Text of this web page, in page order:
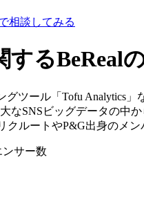
相談してみる
するBeReal
グツール「Tofu Analytics
なSNSビッグデータの中
クルートやP&G出身のメ
サー数